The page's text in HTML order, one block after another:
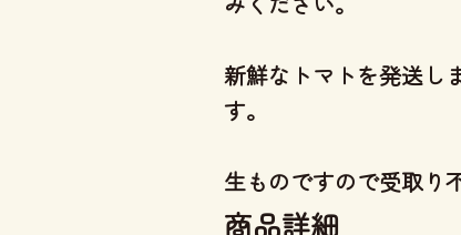
新鮮なトマトを発送し
す。
生ものですので受取り
商品詳細